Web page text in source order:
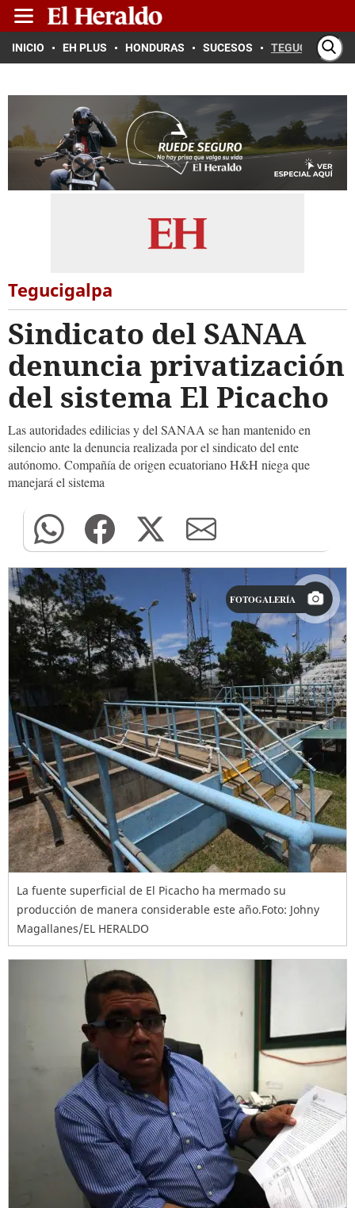
INICIO EH PLUS HONDURAS SUCESOS TEGUCIGALPA
Tegucigalpa
Sindicato del SANAA
denuncia privatización
del sistema El Picacho
Las autoridades edilicias y del SANAA se han mantenido en
silencio ante la denuncia realizada por el sindicato del ente
autónomo. Compañía de origen ecuatoriano H&H niega que
manejará el sistema
FOTOGALERÍA
La fuente superficial de El Picacho ha mermado su
producción de manera considerable este año.Foto: Johny
Magallanes/EL HERALDO